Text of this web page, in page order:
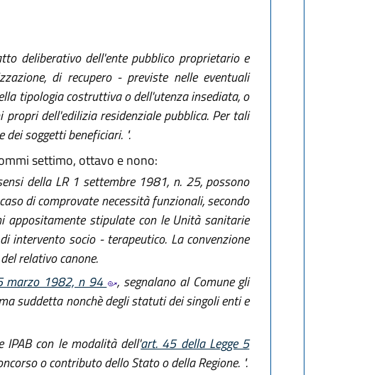
deliberativo dell'ente pubblico proprietario e
di recupero - previste nelle eventuali
tipologia costruttiva o dell'utenza insediata, o
dell'edilizia residenziale pubblica. Per tali
soggetti beneficiari. ".
settimo, ottavo e nono:
della LR 1 settembre 1981, n. 25, possono
di comprovate necessità funzionali, secondo
appositamente stipulate con le Unità sanitarie
socio - terapeutico. La convenzione
relativo canone.
marzo 1982, n 94
, segnalano al Comune gli
suddetta nonchè degli statuti dei singoli enti e
IPAB con le modalità dell'art. 45 della Legge 5
o contributo dello Stato o della Regione. ".